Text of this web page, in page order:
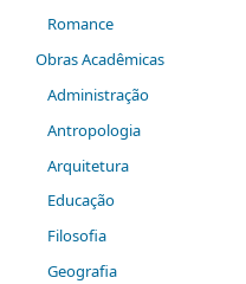
Romance
Obras Acadêmicas
Administração
Antropologia
Arquitetura
Educação
Filosofia
Geografia